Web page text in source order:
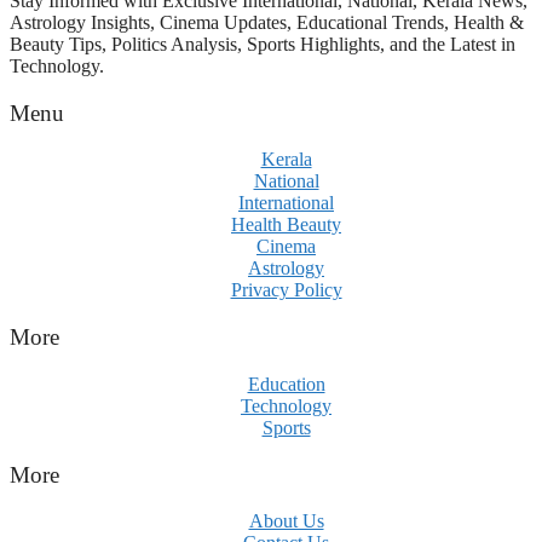
Astrology Insights, Cinema Updates, Educational Trends, Health &
Beauty Tips, Politics Analysis, Sports Highlights, and the Latest in
Technology.
Menu
Kerala
National
International
Health Beauty
Cinema
Astrology
Privacy Policy
More
Education
Technology
Sports
More
About Us